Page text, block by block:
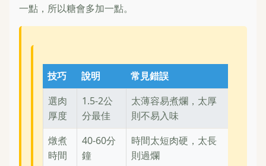
一點，所以糖會多加一點。
技巧 說明
常見錯誤
選肉
厚度
1.5-2公
分最佳
太薄容易煮爛，太厚
則不易入味
燉煮
時間
40-60分
鐘
時間太短肉硬，太長
則過爛